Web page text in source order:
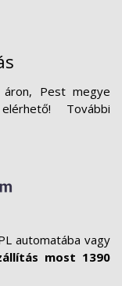
áron, Pest megye
További
automatába vagy
most 1390